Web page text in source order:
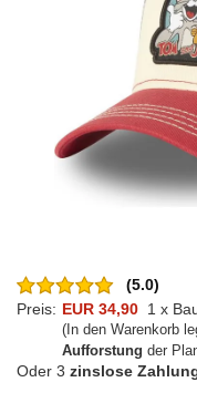
(5.0)
Preis: EUR 34,90 1 x
(In den Warenkorb
Aufforstung der
Oder 3 zinslose